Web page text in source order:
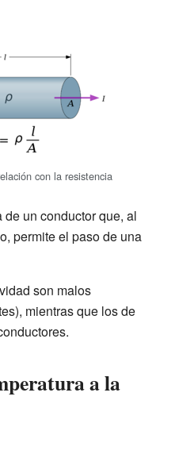
con la resistencia
un conductor que, al
permite el paso de una
son malos
mientras que los de
a la